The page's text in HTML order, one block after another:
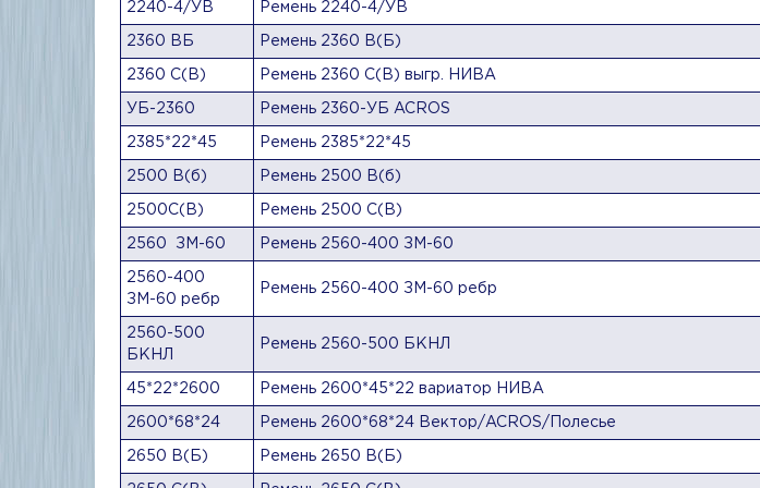
2240-4/УВ Ремень 2240-4/УВ
2360 ВБ Ремень 2360 В(Б)
2360 С(В) Ремень 2360 С(В) выгр. НИВА
УБ-2360 Ремень 2360-УБ ACROS
2385*22*45 Ремень 2385*22*45
2500 В(б) Ремень 2500 В(б)
2500С(В) Ремень 2500 С(В)
2560 ЗМ-60 Ремень 2560-400 ЗМ-60
2560-400
ЗМ-60 ребр
Ремень 2560-400 ЗМ-60 ребр
2560-500
БКНЛ
Ремень 2560-500 БКНЛ
45*22*2600 Ремень 2600*45*22 вариатор НИВА
2600*68*24 Ремень 2600*68*24 Вектор/ACROS/Полесье
2650 В(Б) Ремень 2650 В(Б)